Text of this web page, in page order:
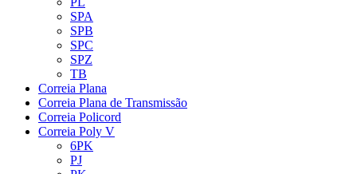
SPA
SPB
SPC
SPZ
TB
Correia Plana
Correia Plana de Transmissão
Correia Policord
Correia Poly V
6PK
PJ